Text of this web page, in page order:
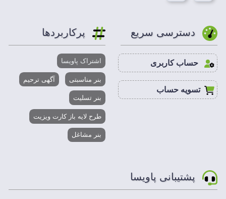
دسترسی سریع
حساب کاربری
تسویه حساب
پرکاربردها
اشتراک پاویسا
بنر مناسبتی آگهی ترحیم
بنر تسلیت
طرح لایه باز کارت ویزیت
بنر مشاغل
پشتیبانی پاویسا